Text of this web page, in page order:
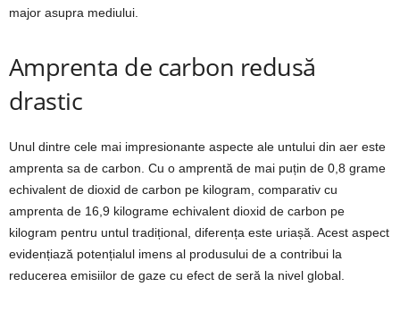
major asupra mediului.
Amprenta de carbon redusă
drastic
Unul dintre cele mai impresionante aspecte ale untului din aer este
amprenta sa de carbon. Cu o amprentă de mai puțin de 0,8 grame
echivalent de dioxid de carbon pe kilogram, comparativ cu
amprenta de 16,9 kilograme echivalent dioxid de carbon pe
kilogram pentru untul tradițional, diferența este uriașă. Acest aspect
evidențiază potențialul imens al produsului de a contribui la
reducerea emisiilor de gaze cu efect de seră la nivel global.